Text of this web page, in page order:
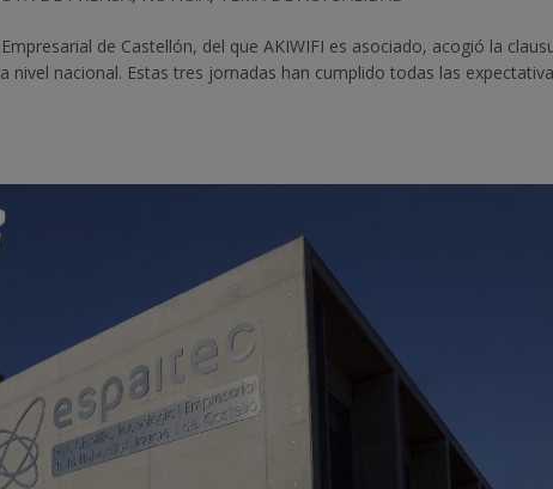
de Castellón, del que AKIWIFI es asociado, acogió la
nivel nacional. Estas tres jornadas han cumplido todas las